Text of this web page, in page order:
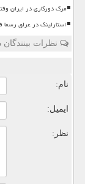
مرگ دورکاری در ایران
استارلینک در عراق رسما
نظرات
نام:
ایمیل:
نظر: